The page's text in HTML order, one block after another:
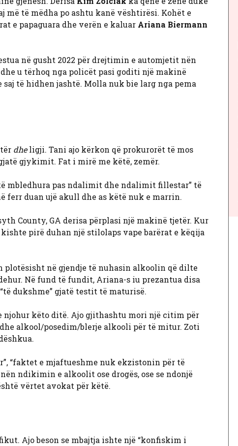
më të mëdha po ashtu kanë vështirësi. Kohët e
e papaguara dhe verën e kaluar Ariana Biermann
në gusht 2022 për drejtimin e automjetit nën
u tërhoq nga policët pasi goditi një makinë
të hidhen jashtë. Molla nuk bie larg nga pema
dheligji. Tani ajo kërkon që prokurorët të mos
gjykimit. Fat i mirë me këtë, zemër.
mbledhura pas ndalimit dhe ndalimit fillestar” të
ferr duan ujë akull dhe as këtë nuk e marrin.
County, GA derisa përplasi një makinë tjetër. Kur
pirë duhan një stilolaps vape barërat e këqija
plotësisht në gjendje të nuhasin alkoolin që dilte
Në fund të fundit, Ariana-s iu prezantua disa
dukshme” gjatë testit të maturisë.
këto ditë. Ajo gjithashtu mori një citim për
alkool/posedim/blerje alkooli për të mitur. Zoti
“faktet e mjaftueshme nuk ekzistonin për të
ndikimin e alkoolit ose drogës, ose se ndonjë
vërtet avokat për këtë.
Ajo beson se mbajtja ishte një “konfiskim i